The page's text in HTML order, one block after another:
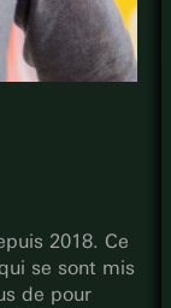
2018. Ce
se sont mis
de pour